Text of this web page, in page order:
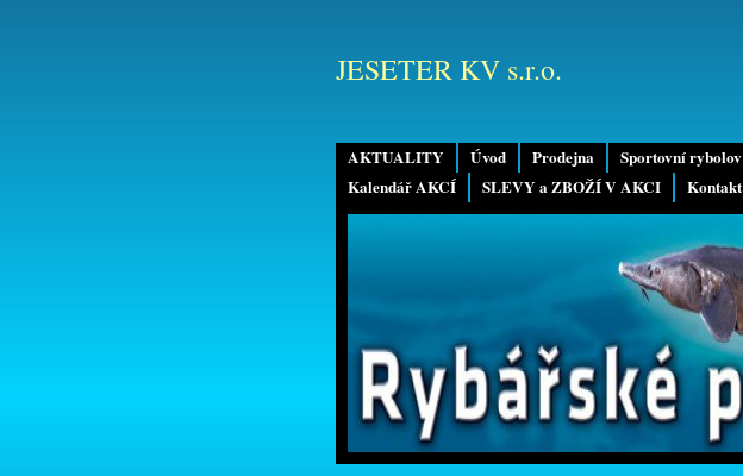
AKTUALITY Úvod Prodejna Sportovní rybolov
Kalendář AKCÍ
SLEVY a ZBOŽÍ V AKCI Kontakt
JESETER KV s.r.o.